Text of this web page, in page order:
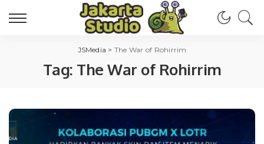
JSMedia > The War of Rohirrim
Tag: The War of Rohirrim